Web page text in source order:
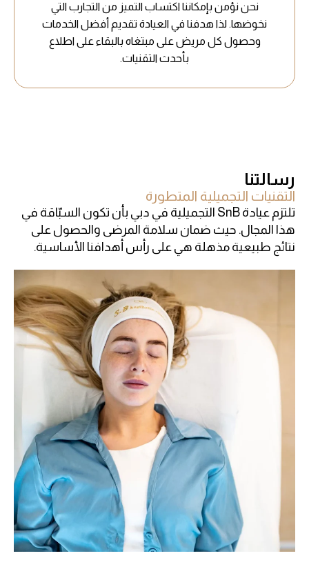
نحن نؤمن بإمكاننا اكتساب التميز من التجارب التي
نخوضها. لذا هدفنا في العيادة تقديم أفضل الخدمات
وحصول كل مريض على مبتغاه بالبقاء على اطلاع
بأحدث التقنيات.
رسالتنا
التقنيات التجميلية المتطورة
تلتزم عيادة SnB التجميلية في دبي بأن تكون السبّاقة في
هذا المجال. حيث ضمان سلامة المرضى والحصول على
نتائج طبيعية مذهلة هي على رأس أهدافنا الأساسية.